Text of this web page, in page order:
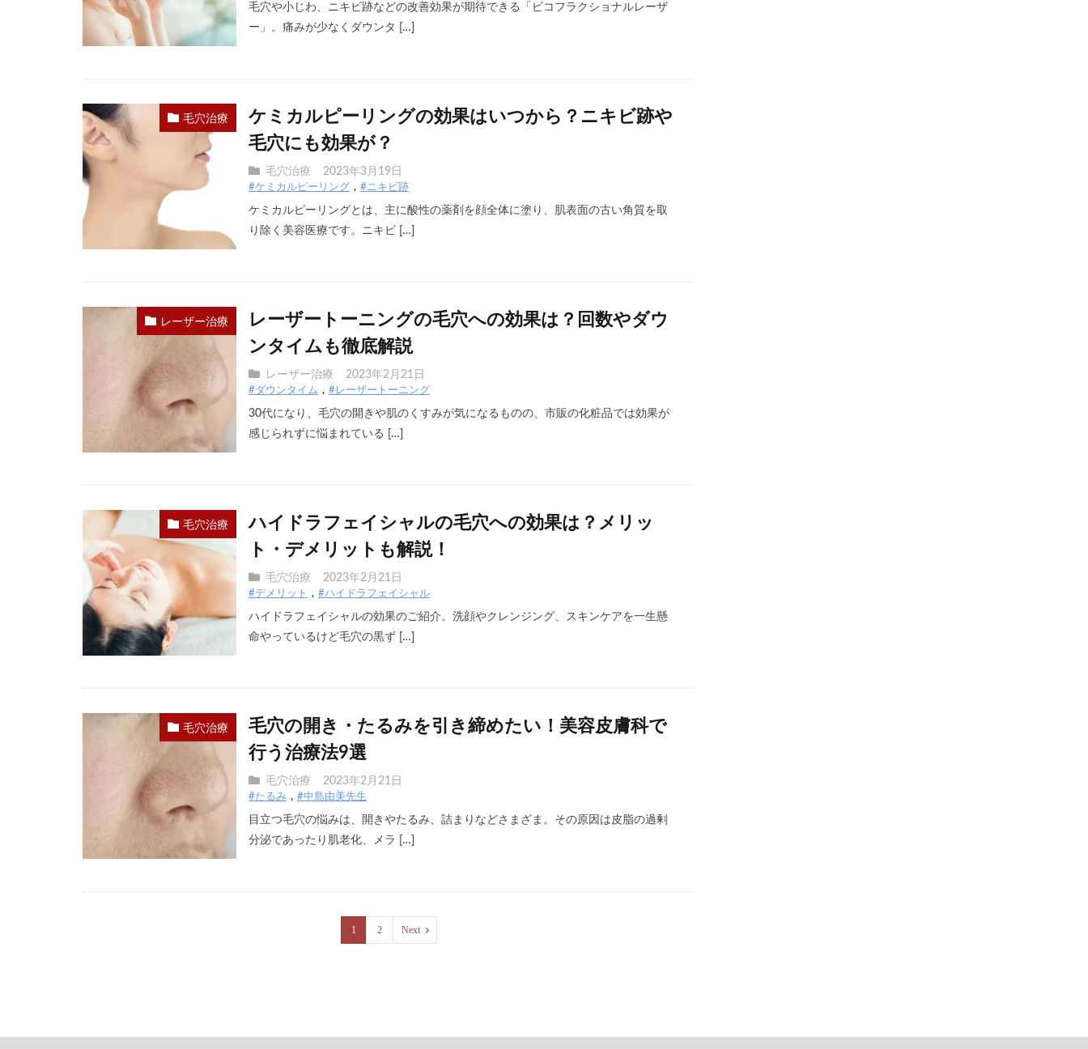
毛穴や小じわ、ニキビ跡などの改善効果が期待できる「ピコフラクショナルレーザ
ー」。痛みが少なくダウンタ […]
毛穴治療
ケミカルピーリングの効果はいつから？ニキビ跡や
毛穴にも効果が？
毛穴治療 2023年3月19日
#ケミカルピーリング #ニキビ跡
ケミカルピーリングとは、主に酸性の薬剤を顔全体に塗り、肌表面の古い角質を取
り除く美容医療です。ニキビ […]
レーザー治療
レーザートーニングの毛穴への効果は？回数やダウ
ンタイムも徹底解説
レーザー治療 2023年2月21日
#ダウンタイム #レーザートーニング
30代になり、毛穴の開きや肌のくすみが気になるものの、市販の化粧品では効果が
感じられずに悩まれている […]
毛穴治療
ハイドラフェイシャルの毛穴への効果は？メリッ
ト・デメリットも解説！
毛穴治療 2023年2月21日
#デメリット #ハイドラフェイシャル
ハイドラフェイシャルの効果のご紹介。洗顔やクレンジング、スキンケアを一生懸
命やっているけど毛穴の黒ず […]
毛穴治療
毛穴の開き・たるみを引き締めたい！美容皮膚科で
行う治療法9選
毛穴治療 2023年2月21日
#たるみ #中島由美先生
目立つ毛穴の悩みは、開きやたるみ、詰まりなどさまざま。その原因は皮脂の過剰
分泌であったり肌老化、メラ […]
1 2 Next